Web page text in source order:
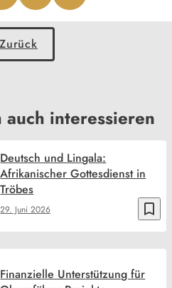
Zurück
auch interessieren
bookmark_border
29. Juni 2026
Deutsch und Lingala:
Afrikanischer Gottesdienst in
Tröbes
Finanzielle Unterstützung für